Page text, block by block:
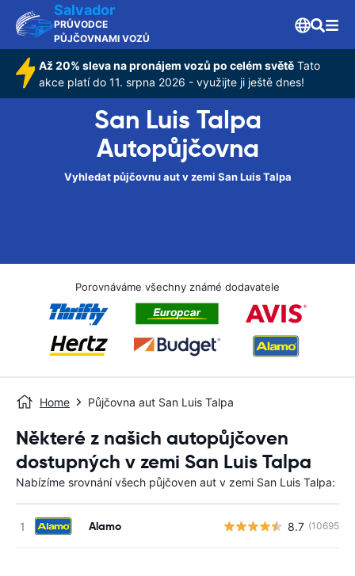
Salvador
PRŮVODCE
PŮJČOVNAMI VOZŮ
Až 20% sleva na pronájem vozů po celém světě Tato
akce platí do 11. srpna 2026 - využijte ji ještě dnes!
San Luis Talpa
Autopůjčovna
Vyhledat půjčovnu aut v zemi San Luis Talpa
Porovnáváme všechny známé dodavatele
Home Půjčovna aut San Luis Talpa
Některé z našich autopůjčoven
dostupných v zemi San Luis Talpa
Nabízíme srovnání všech půjčoven aut v zemi San Luis Talpa:
Alamo 8.7 (10695)